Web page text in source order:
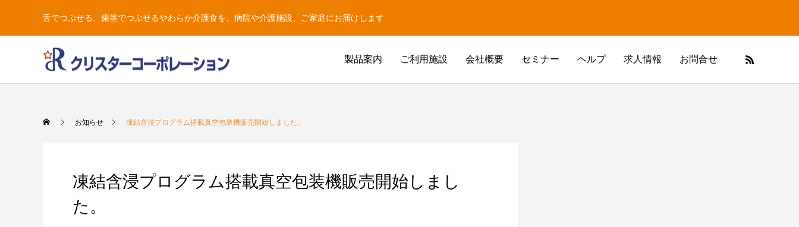
舌でつぶせる、歯茎でつぶせるやわらか介護食を、病院や介護施設、ご家庭にお届けします
製品案内 ご利用施設 会社概要 セミナー ヘルプ 求人情報 お問合せ
お知らせ 凍結含浸プログラム搭載真空包装機販売開始しました。
凍結含浸プログラム搭載真空包装機販売開始しまし
た。